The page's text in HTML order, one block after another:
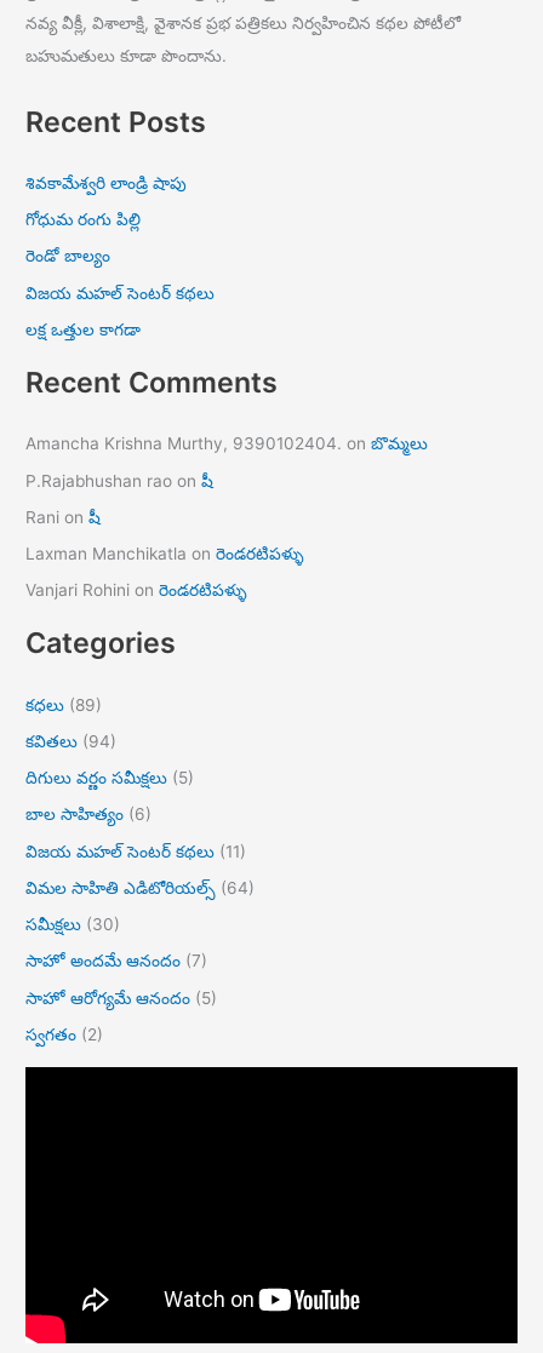
నవ్య వీక్లీ, విశాలాక్షి, వైశానక ప్రభ పత్రికలు నిర్వహించిన కథల పోటీలో
బహుమతులు కూడా పొందాను.
Recent Posts
శివకామేశ్వరి లాండ్రి షాపు
గోధుమ రంగు పిల్లి
రెండో బాల్యం
విజయ మహల్ సెంటర్ కథలు
లక్ష ఒత్తుల కాగడా
Recent Comments
Amancha Krishna Murthy, 9390102404. onబొమ్మలు
P.Rajabhushan rao onషీ
Rani onషీ
Laxman Manchikatla onరెండరటిపళ్ళు
Vanjari Rohini onరెండరటిపళ్ళు
Categories
కధలు (89)
కవితలు (94)
దిగులు వర్ణం సమీక్షలు (5)
బాల సాహిత్యం (6)
విజయ మహల్ సెంటర్ కథలు (11)
విమల సాహితి ఎడిటోరియల్స్ (64)
సమీక్షలు (30)
సాహో అందమే ఆనందం (7)
సాహో ఆరోగ్యమే ఆనందం (5)
స్వగతం (2)